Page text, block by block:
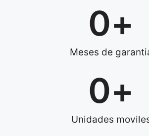
Meses de
0+
Unidades
0+